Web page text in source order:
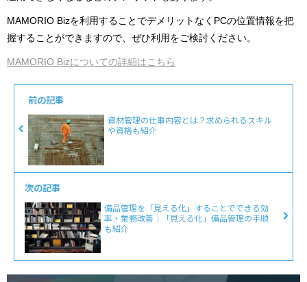
MAMORIO Bizを利用することでデメリットなくPCの位置情報を把
握することができますので、ぜひ利用をご検討ください。
MAMORIO Bizについての詳細はこちら
前の記事
資材管理の仕事内容とは？求められるスキル
や資格も紹介
次の記事
備品管理を「見える化」することでできる効
率・業務改善｜「見える化」備品管理の手順
も紹介